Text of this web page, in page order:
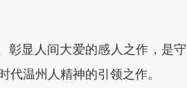
显人间大爱的感人之作，是守
温州人精神的引领之作。